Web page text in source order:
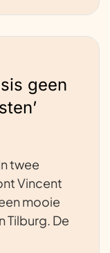
geen
twee
Vincent
mooie
Tilburg. De